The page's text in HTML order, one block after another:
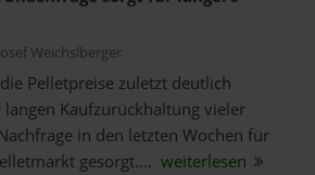
Weichslberger
Pelletpreise zuletzt deutlich
langen Kaufzurückhaltung vieler
in den letzten Wochen für
gesorgt.... weiterlesen